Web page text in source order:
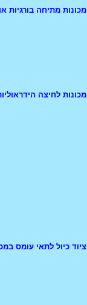
מכונות מתיחה בורגיות או
מכונות לחיצה הידראוליות
ציוד כיול לתאי עומס